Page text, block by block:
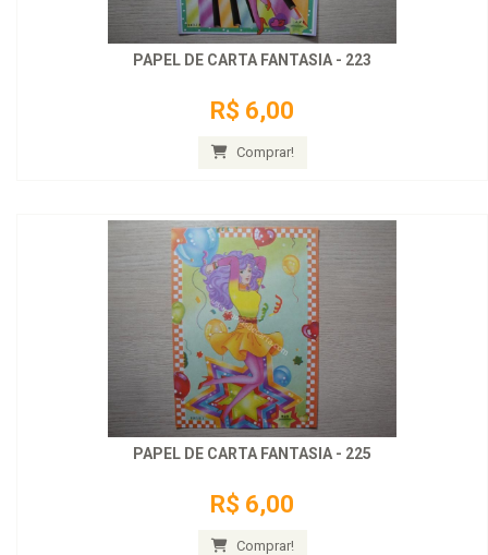
PAPEL DE CARTA FANTASIA - 223
R$ 6,00
Comprar!
PAPEL DE CARTA FANTASIA - 225
R$ 6,00
Comprar!